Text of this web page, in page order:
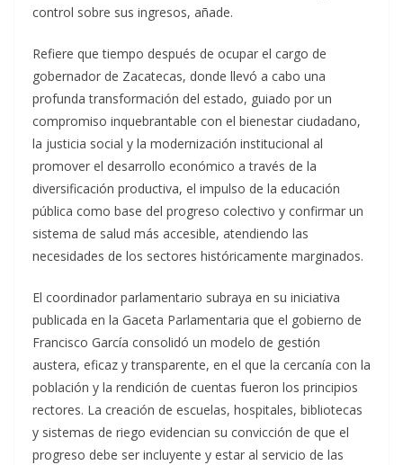
control sobre sus ingresos, añade.
Refiere que tiempo después de ocupar el cargo de
gobernador de Zacatecas, donde llevó a cabo una
profunda transformación del estado, guiado por un
compromiso inquebrantable con el bienestar ciudadano,
la justicia social y la modernización institucional al
promover el desarrollo económico a través de la
diversificación productiva, el impulso de la educación
pública como base del progreso colectivo y confirmar un
sistema de salud más accesible, atendiendo las
necesidades de los sectores históricamente marginados.
El coordinador parlamentario subraya en su iniciativa
publicada en la Gaceta Parlamentaria que el gobierno de
Francisco García consolidó un modelo de gestión
austera, eficaz y transparente, en el que la cercanía con la
población y la rendición de cuentas fueron los principios
rectores. La creación de escuelas, hospitales, bibliotecas
y sistemas de riego evidencian su convicción de que el
progreso debe ser incluyente y estar al servicio de las